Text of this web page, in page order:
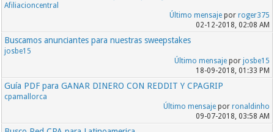
Afiliacioncentral
Último mensajepor roger375
02-12-2018, 02:08 AM
Buscamos anunciantes para nuestras sweepstakes
josbe15
Último mensajepor josbe15
18-09-2018, 01:33 PM
Guía PDF para GANAR DINERO CON REDDIT Y CPAGRIP
cpamallorca
Último mensajepor ronaldinho
09-07-2018, 03:58 AM